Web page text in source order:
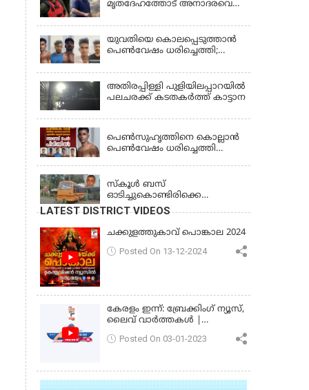
ജാമ്യാപേക്ഷ തള്ളി
മൃതദേഹത്തോട് അനാദരവെന്ന്
ക്രമീകരണത്തില്‍ ഗുരുതര
വീഴ്ച; മൃതദേഹം ചാവക്കാട്
വരെ എത്തിച്ചത് ഫ്രീസര്‍
സംവിധാനം ഇല്ലാതെയെന്നും
ആരോപണം
യുവതിയെ കൊലപ്പെടുത്താൻ
പെൺവേഷം ധരിച്ചെത്തി;
അതിരപ്പിള്ളി പുളിയിലപ്പാറയിൽ
പലചരക്ക് കടതകർത്ത് കാട്ടാന
പെണ്‍സുഹൃത്തിനെ കൊല്ലാന്‍
പെണ്‍വേഷം ധരിച്ചെത്തി
സ്കൂൾ ബസ്
ഓടിച്ചുകൊണ്ടിരിക്കെ
ഡ്രൈവർക്ക് ഹൃദയാഘാതം;
ബസ് കെട്ടിടത്തിൽ ഇടിച്ചുനിന്നു;
ഡ്രൈവർ മരിച്ചു, രണ്ട്
കുട്ടികൾക്ക് പരിക്ക്
LATEST DISTRICT VIDEOS
ചക്കുളത്തുകാവ് പൊങ്കാല 2024
Posted On 13-12-2024
കേരളം ഇന്ന്: ബ്രേക്കിംഗ് ന്യൂസ്,
ലൈവ് വാർത്തകൾ |
Posted On 03-01-2023